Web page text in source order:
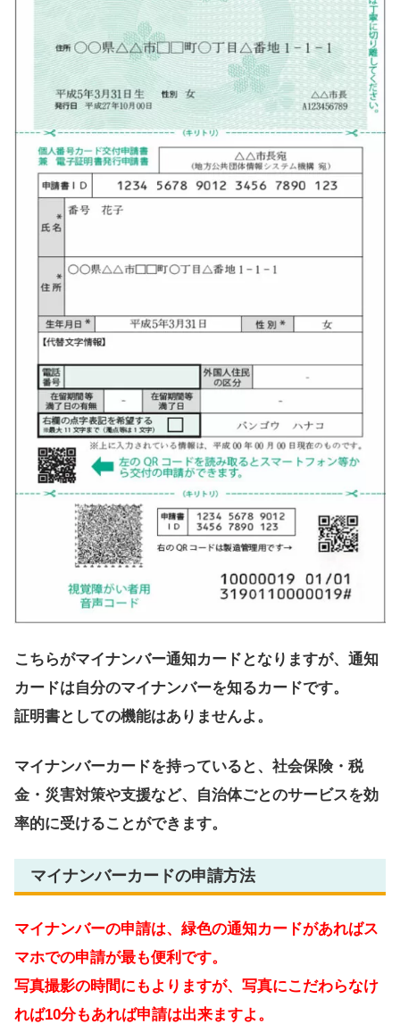
こちらがマイナンバー通知カードとなりますが、通知
カードは自分のマイナンバーを知るカードです。
証明書としての機能はありませんよ。
マイナンバーカードを持っていると、社会保険・税
金・災害対策や支援など、自治体ごとのサービスを効
率的に受けることができます。
マイナンバーカードの申請方法
マイナンバーの申請は、緑色の通知カードがあればス
マホでの申請が最も便利です。
写真撮影の時間にもよりますが、写真にこだわらなけ
れば10分もあれば申請は出来ますよ。